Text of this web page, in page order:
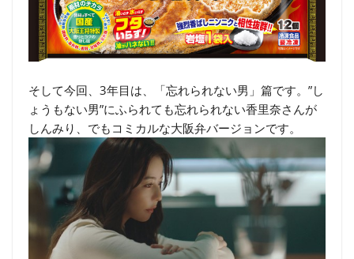
そして今回、3年目は、「忘れられない男」篇です。”し
ょうもない男”にふられても忘れられない香里奈さんが
しんみり、でもコミカルな大阪弁バージョンです。